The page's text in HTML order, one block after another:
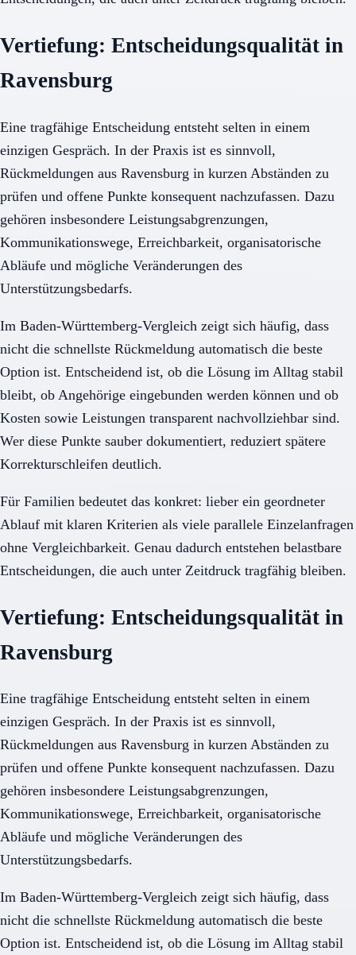
Vertiefung: Entscheidungsqualität in
Ravensburg
Eine tragfähige Entscheidung entsteht selten in einem
einzigen Gespräch. In der Praxis ist es sinnvoll,
Rückmeldungen aus Ravensburg in kurzen Abständen zu
prüfen und offene Punkte konsequent nachzufassen. Dazu
gehören insbesondere Leistungsabgrenzungen,
Kommunikationswege, Erreichbarkeit, organisatorische
Abläufe und mögliche Veränderungen des
Unterstützungsbedarfs.
Im Baden-Württemberg-Vergleich zeigt sich häufig, dass
nicht die schnellste Rückmeldung automatisch die beste
Option ist. Entscheidend ist, ob die Lösung im Alltag stabil
bleibt, ob Angehörige eingebunden werden können und ob
Kosten sowie Leistungen transparent nachvollziehbar sind.
Wer diese Punkte sauber dokumentiert, reduziert spätere
Korrekturschleifen deutlich.
Für Familien bedeutet das konkret: lieber ein geordneter
Ablauf mit klaren Kriterien als viele parallele Einzelanfragen
ohne Vergleichbarkeit. Genau dadurch entstehen belastbare
Entscheidungen, die auch unter Zeitdruck tragfähig bleiben.
Vertiefung: Entscheidungsqualität in
Ravensburg
Eine tragfähige Entscheidung entsteht selten in einem
einzigen Gespräch. In der Praxis ist es sinnvoll,
Rückmeldungen aus Ravensburg in kurzen Abständen zu
prüfen und offene Punkte konsequent nachzufassen. Dazu
gehören insbesondere Leistungsabgrenzungen,
Kommunikationswege, Erreichbarkeit, organisatorische
Abläufe und mögliche Veränderungen des
Unterstützungsbedarfs.
Im Baden-Württemberg-Vergleich zeigt sich häufig, dass
nicht die schnellste Rückmeldung automatisch die beste
Option ist. Entscheidend ist, ob die Lösung im Alltag stabil